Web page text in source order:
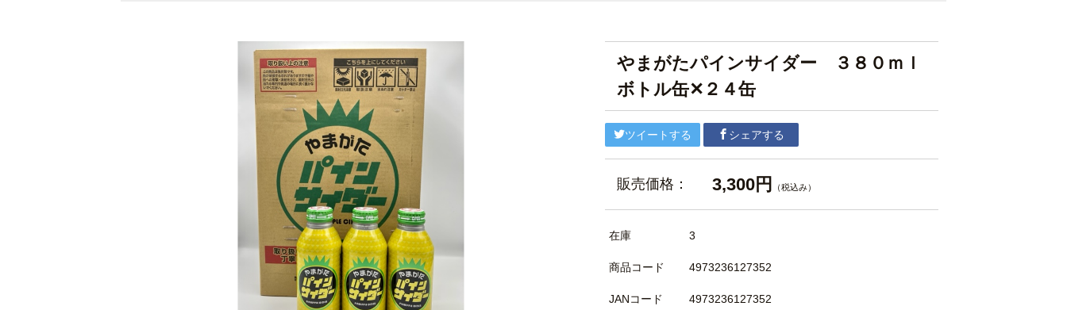
やまがたパインサイダー ３８０ｍｌ
ボトル缶✕２４缶
ツイートする シェアする
販売価格： 3,300円 （税込み）
在庫 3
商品コード 4973236127352
JANコード 4973236127352